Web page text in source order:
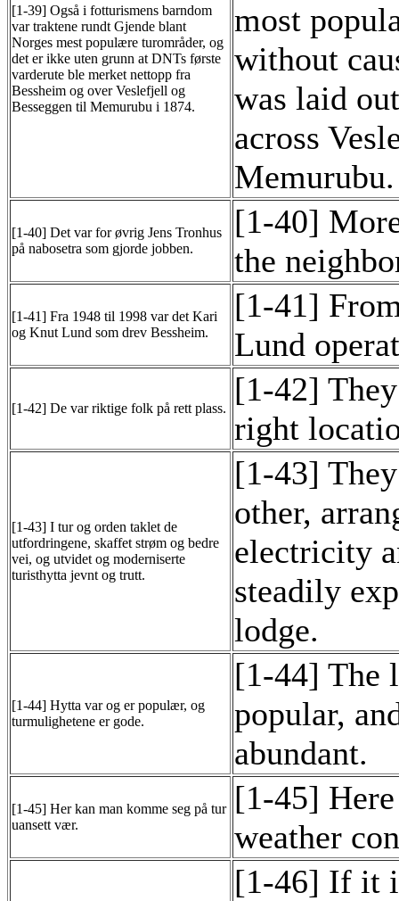
[1-39] Også i fotturismens barndom
var traktene rundt Gjende blant
Norges mest populære turområder, og
det er ikke uten grunn at DNTs første
varderute ble merket nettopp fra
Bessheim og over Veslefjell og
Besseggen til Memurubu i 1874.
most
without
was laid
across
Memurubu.
[1-40] Det var for øvrig Jens Tronhus
på nabosetra som gjorde jobben.
[1-40]
the
[1-41] Fra 1948 til 1998 var det Kari
og Knut Lund som drev Bessheim.
[1-41]
Lund
[1-42] De var riktige folk på rett plass.
[1-42]
right
[1-43] I tur og orden taklet de
utfordringene, skaffet strøm og bedre
vei, og utvidet og moderniserte
turisthytta jevnt og trutt.
[1-43]
other,
electricity
steadily
lodge.
[1-44] Hytta var og er populær, og
turmulighetene er gode.
[1-44] The
popular,
abundant.
[1-45] Her kan man komme seg på tur
uansett vær.
[1-45]
weather
[1-46] If it